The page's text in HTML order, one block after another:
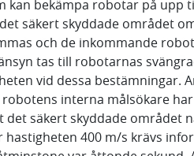
bekämpa robotar på upp
säkert skyddade området
och de inkommande
tas till robotarnas
vid dessa bestämningar.
interna målsökare
säkert skyddade
400 m/s krävs